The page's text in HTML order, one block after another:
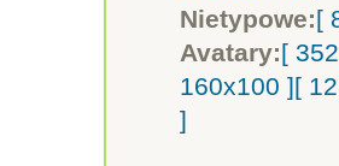
Nietypowe:[
Avatary:[
160x100 ][
]